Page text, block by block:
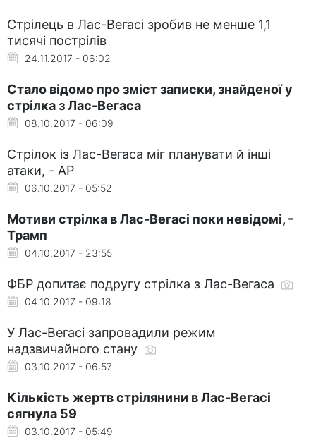
Стрілець в Лас-Вегасі зробив не менше 1,1
тисячі пострілів
24.11.2017 - 06:02
Стало відомо про зміст записки, знайденої у
стрілка з Лас-Вегаса
08.10.2017 - 06:09
Стрілок із Лас-Вегаса міг планувати й інші
атаки, - AP
06.10.2017 - 05:52
Мотиви стрілка в Лас-Вегасі поки невідомі, -
Трамп
04.10.2017 - 23:55
ФБР допитає подругу стрілка з Лас-Вегаса
04.10.2017 - 09:18
У Лас-Вегасі запровадили режим
надзвичайного стану
03.10.2017 - 06:57
Кількість жертв стрілянини в Лас-Вегасі
сягнула 59
03.10.2017 - 05:49